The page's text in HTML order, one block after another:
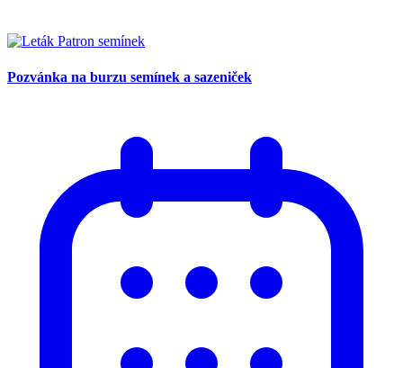
Pozvánka na burzu semínek a sazeniček